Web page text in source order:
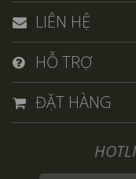
LIÊN HỆ
HỖ TRỢ
ĐẶT HÀNG